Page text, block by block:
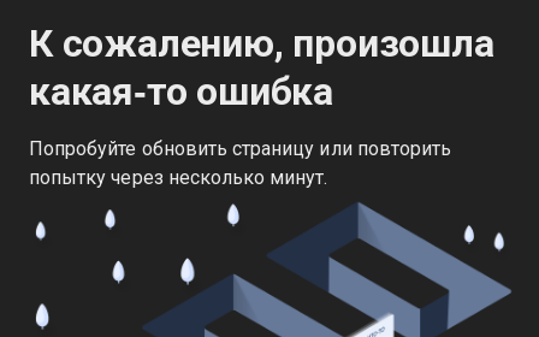
К сожалению, произошла
какая‑то ошибка
Попробуйте обновить страницу или повторить
попытку через несколько минут.